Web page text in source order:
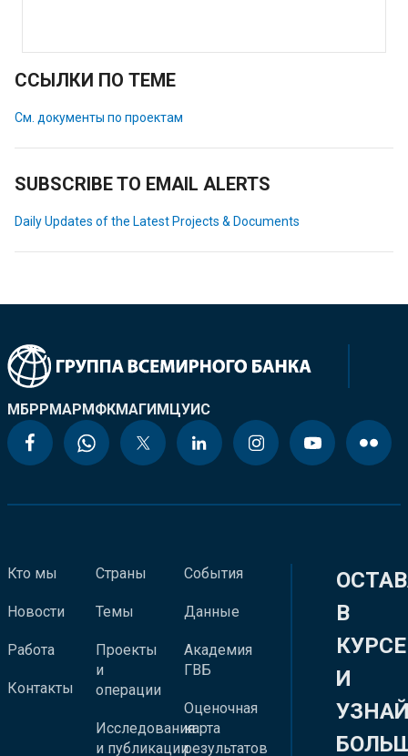
ССЫЛКИ ПО ТЕМЕ
См. документы по проектам
SUBSCRIBE TO EMAIL ALERTS
Daily Updates of the Latest Projects & Documents
МБРРМАРМФКМАГИМЦУИС
Кто мы
Новости
Работа
Контакты
Страны
Темы
Проекты
и
операции
Исследования
и публикации
События
Данные
Академия
ГВБ
Оценочная
карта
результатов
В
КУРСЕ
И